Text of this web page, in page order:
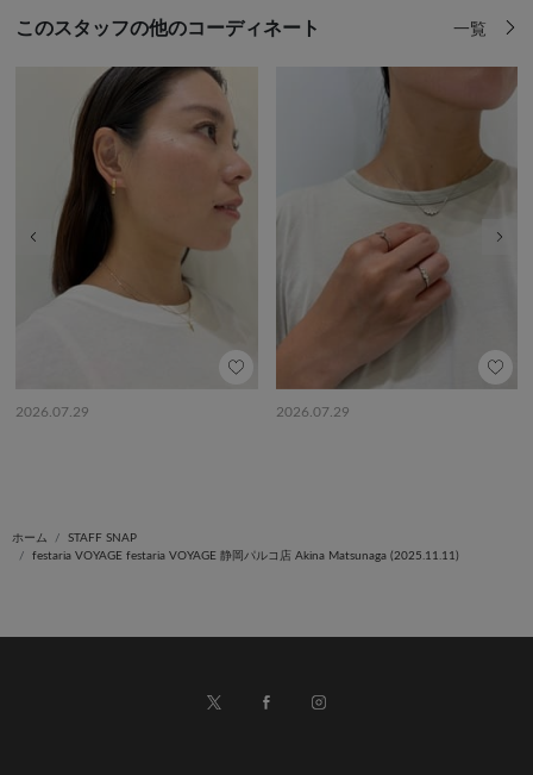
このスタッフの他のコーディネート 一覧
2026.07.29 2026.07.29
前の画像
ホーム
STAFF SNAP
festaria VOYAGE festaria VOYAGE 静岡パルコ店 Akina Matsunaga (2025.11.11)